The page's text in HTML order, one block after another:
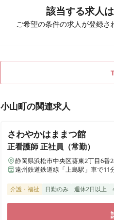
該当する求人
ご希望の条件の求人が登録
小山町の関連求人
さわやかはままつ館
正看護師正社員（常勤）
静岡県浜松市中央区葵東2丁目6番
遠州鉄道鉄道線「上島駅」車で11
介護・福祉 日勤のみ 週休2日以上